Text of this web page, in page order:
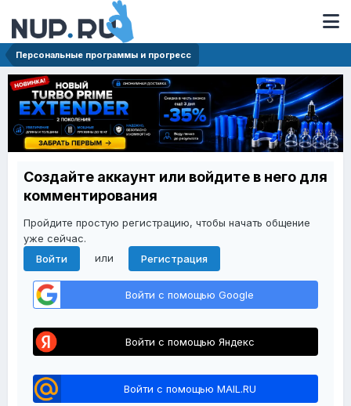
Персональные программы и прогресс
Создайте аккаунт или войдите в него для
комментирования
Пройдите простую регистрацию, чтобы начать общение
уже сейчас.
Войти
или Регистрация
Войти с помощью Google
Войти с помощью Яндекс
Войти с помощью MAIL.RU